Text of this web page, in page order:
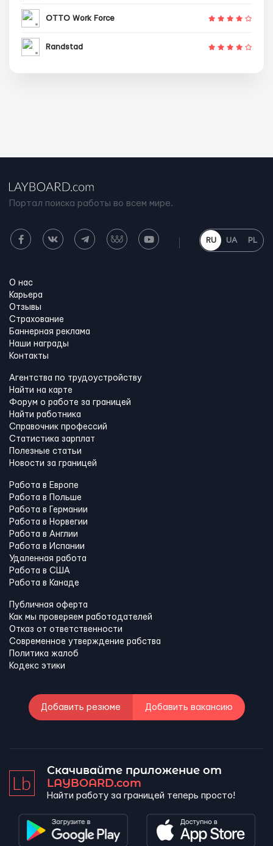
OTTO Work Force
Randstad
Портал поиска работы во всем мире.
RU UA PL
О нас
Карьера
Отзывы
Страхование
Баннерная реклама
Наши награды
Контакты
Агентства по трудоустройству
Найти на карте
Форум о работе за границей
Найти работника
Справочник профессий
Статистика зарплат
Полезные статьи
Новости за границей
Работа в Европе
Работа в Польше
Работа в Германии
Работа в Норвегии
Работа в Англии
Работа в Испании
Удаленная работа
Работа в США
Работа в Канадe
Публичная оферта
Как мы проверяем работодателей
Отказ от ответственности
Современное утверждение рабства
Политика жалоб
Кодекс этики
Добавить резюме Добавить вакансию
Скачивайте приложение от
LAYBOARD.com
Найти работу за границей теперь просто!